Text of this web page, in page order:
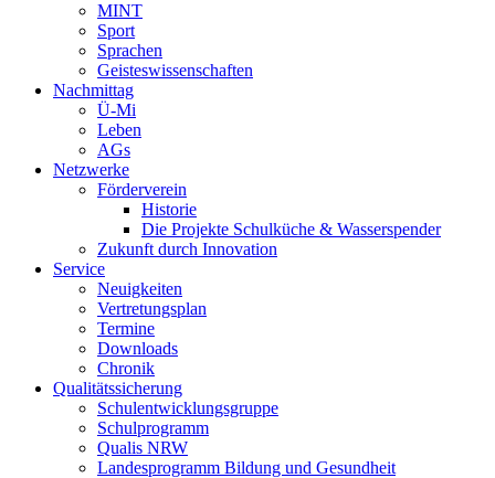
MINT
Sport
Sprachen
Geisteswissenschaften
Nachmittag
Ü-Mi
Leben
AGs
Netzwerke
Förderverein
Historie
Die Projekte Schulküche & Wasserspender
Zukunft durch Innovation
Service
Neuigkeiten
Vertretungsplan
Termine
Downloads
Chronik
Qualitätssicherung
Schulentwicklungsgruppe
Schulprogramm
Qualis NRW
Landesprogramm Bildung und Gesundheit